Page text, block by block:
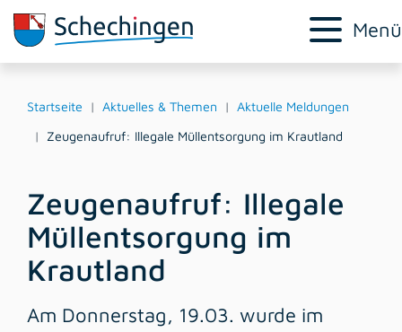
Menü
Startseite Aktuelles & Themen
Aktuelle Meldungen
Zeugenaufruf: Illegale Müllentsorgung im Krautland
Zeugenaufruf: Illegale
Müllentsorgung im
Krautland
Am Donnerstag, 19.03. wurde im